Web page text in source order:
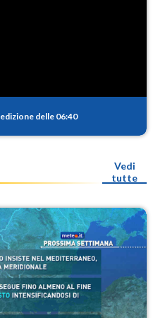
edizione delle 06:40
Vedi
tutte